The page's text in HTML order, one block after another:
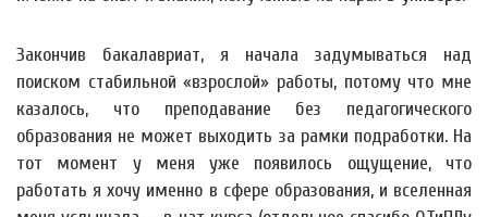
Закончив бакалавриат, я начала задумываться над
поиском стабильной «взрослой» работы, потому что мне
казалось, что преподавание без педагогического
образования не может выходить за рамки подработки. На
тот момент у меня уже появилось ощущение, что
работать я хочу именно в сфере образования, и вселенная